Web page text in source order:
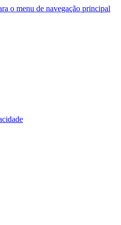
o menu de navegação principal